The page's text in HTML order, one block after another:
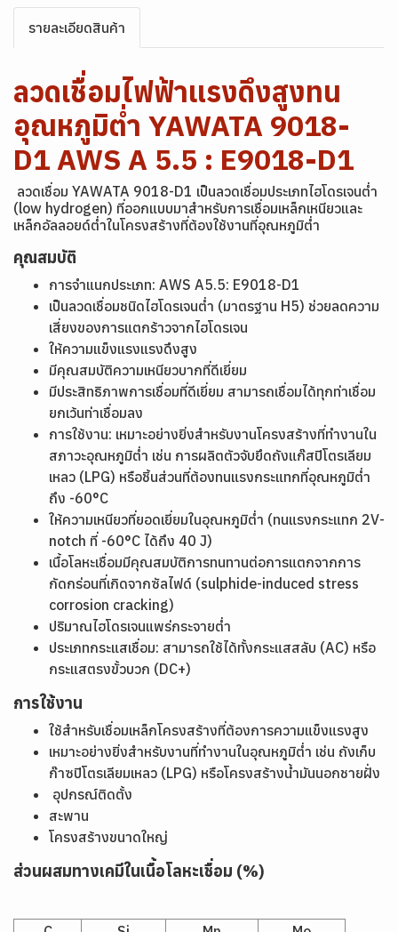
รายละเอียดสินค้า
ลวดเชื่อมไฟฟ้าแรงดึงสูงทน
อุณหภูมิต่ำ YAWATA 9018-
D1 AWS A 5.5 : E9018-D1
ลวดเชื่อม YAWATA 9018-D1 เป็นลวดเชื่อมประเภทไฮโดรเจนต่ำ
(low hydrogen) ที่ออกแบบมาสำหรับการเชื่อมเหล็กเหนียวและ
เหล็กอัลลอยด์ต่ำในโครงสร้างที่ต้องใช้งานที่อุณหภูมิต่ำ
คุณสมบัติ
การจำแนกประเภท: AWS A5.5: E9018-D1
เป็นลวดเชื่อมชนิดไฮโดรเจนต่ำ (มาตรฐาน H5) ช่วยลดความ
เสี่ยงของการแตกร้าวจากไฮโดรเจน
ให้ความแข็งแรงแรงดึงสูง
มีคุณสมบัติความเหนียวบากที่ดีเยี่ยม
มีประสิทธิภาพการเชื่อมที่ดีเยี่ยม สามารถเชื่อมได้ทุกท่าเชื่อม
ยกเว้นท่าเชื่อมลง
การใช้งาน: เหมาะอย่างยิ่งสำหรับงานโครงสร้างที่ทำงานใน
สภาวะอุณหภูมิต่ำ เช่น การผลิตตัวจับยึดถังแก๊สปิโตรเลียม
เหลว (LPG) หรือชิ้นส่วนที่ต้องทนแรงกระแทกที่อุณหภูมิต่ำ
ถึง -60°C
ให้ความเหนียวที่ยอดเยี่ยมในอุณหภูมิต่ำ (ทนแรงกระแทก 2V-
notch ที่ -60°C ได้ถึง 40 J)
เนื้อโลหะเชื่อมมีคุณสมบัติการทนทานต่อการแตกจากการ
กัดกร่อนที่เกิดจากซัลไฟด์ (sulphide-induced stress
corrosion cracking)
ปริมาณไฮโดรเจนแพร่กระจายต่ำ
ประเภทกระแสเชื่อม: สามารถใช้ได้ทั้งกระแสสลับ (AC) หรือ
กระแสตรงขั้วบวก (DC+)
การใช้งาน
ใช้สำหรับเชื่อมเหล็กโครงสร้างที่ต้องการความแข็งแรงสูง
เหมาะอย่างยิ่งสำหรับงานที่ทำงานในอุณหภูมิต่ำ เช่น ถังเก็บ
ก๊าซปิโตรเลียมเหลว (LPG) หรือโครงสร้างน้ำมันนอกชายฝั่ง
อุปกรณ์ติดตั้ง
สะพาน
โครงสร้างขนาดใหญ่
ส่วนผสมทางเคมีในเนื้อโลหะเชื่อม (%)